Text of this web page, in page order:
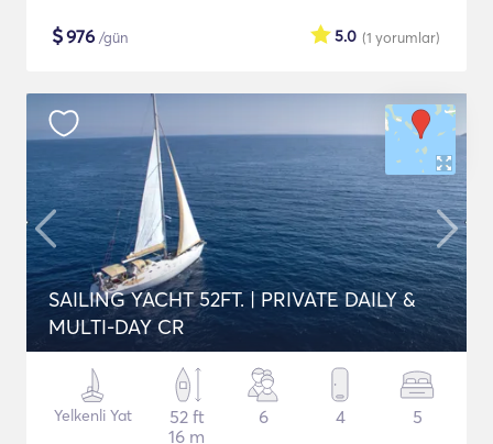
$976 /gün (1 yorumlar)
5.0
SAILING YACHT 52FT. | PRIVATE DAILY &
MULTI-DAY CR
Yelkenli Yat
52 ft
16 m
6 4 5